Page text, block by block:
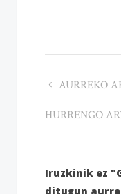
AURREKO
HURRENGO
Iruzkinik ez
ditugun